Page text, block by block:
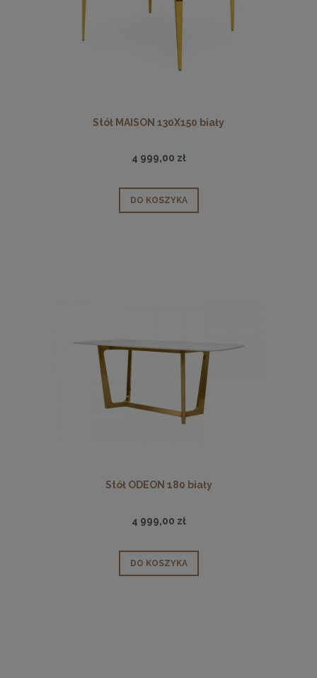
Stół MAISON 130X150 biały
4 999,00 zł
DO KOSZYKA
Stół ODEON 180 biały
4 999,00 zł
DO KOSZYKA